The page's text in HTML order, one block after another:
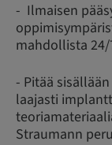
- Ilmaisen
mahdollista 24/
- Pitää
laajasti
Straumann